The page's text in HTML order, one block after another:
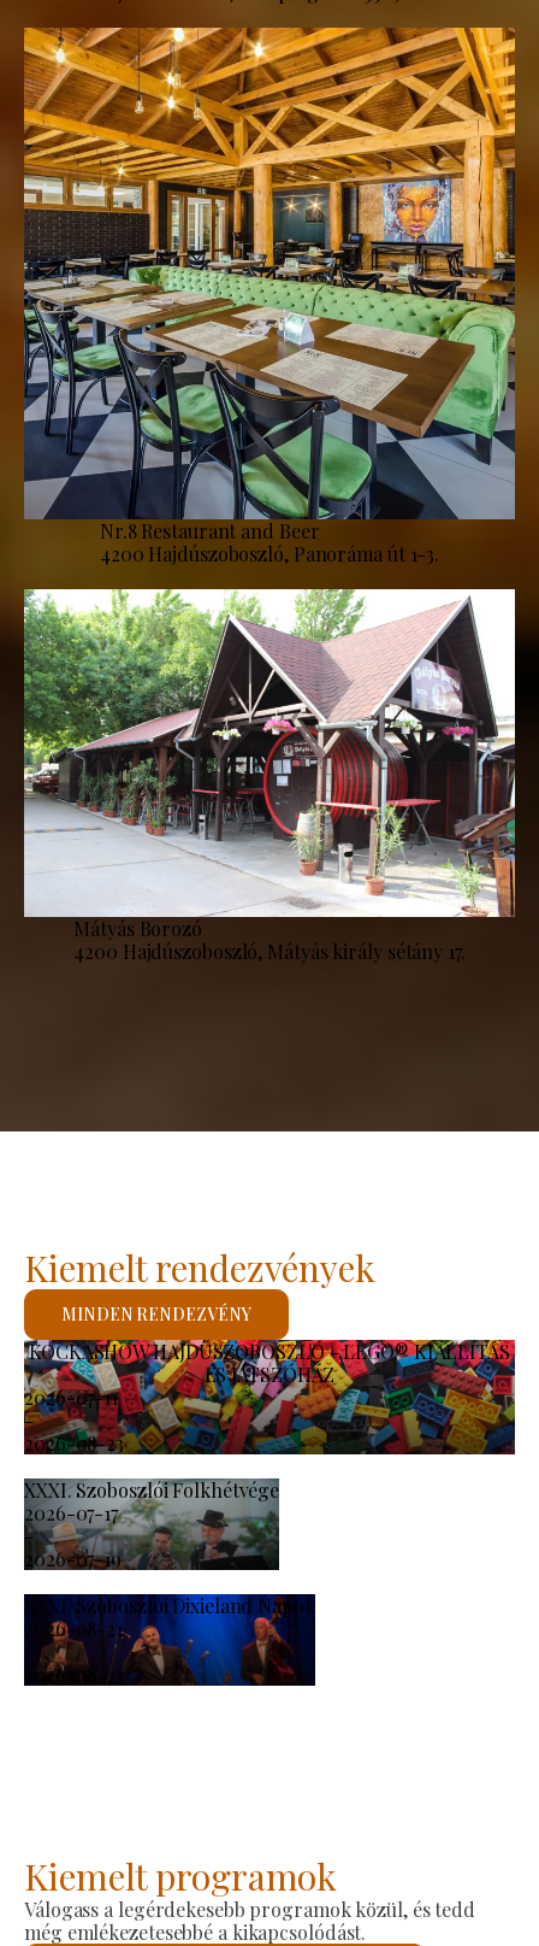
Nr.8 Restaurant and Beer
4200 Hajdúszoboszló, Panoráma út 1-3.
Mátyás Borozó
4200 Hajdúszoboszló, Mátyás király sétány 17.
KOCKASHOW HAJDÚSZOBOSZLÓ - LEGO® KIÁLLÍTÁS
ÉS JÁTSZÓHÁZ
2026-07-11
-
2026-08-23
XXXI. Szoboszlói Folkhétvége
2026-07-17
-
2026-07-19
XXXI. Szoboszlói Dixieland Napok
2026-08-21
-
2026-08-23
Kiemelt rendezvények
MINDEN RENDEZVÉNY
Kiemelt programok
Válogass a legérdekesebb programok közül, és tedd
még emlékezetesebbé a kikapcsolódást.